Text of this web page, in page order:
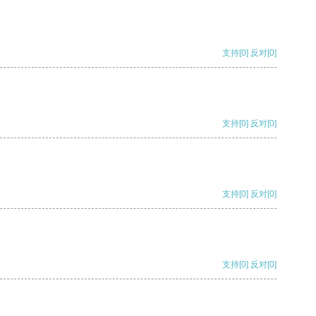
支持[0] 反对[0]
支持[0] 反对[0]
支持[0] 反对[0]
支持[0] 反对[0]